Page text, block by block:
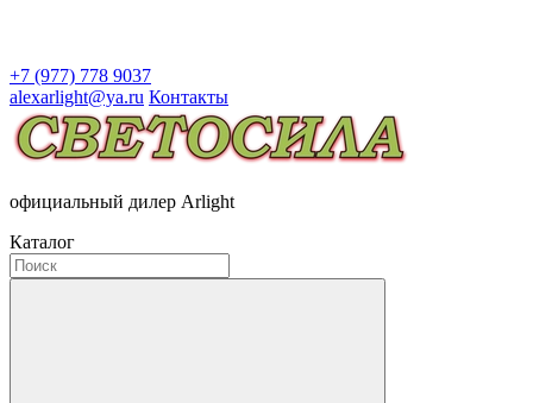
+7 (977) 778 9037
alexarlight@ya.ru Контакты
официальный дилер Arlight
Каталог